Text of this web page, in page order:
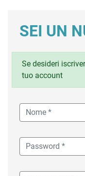
SEI UN
Se desideri
tuo account